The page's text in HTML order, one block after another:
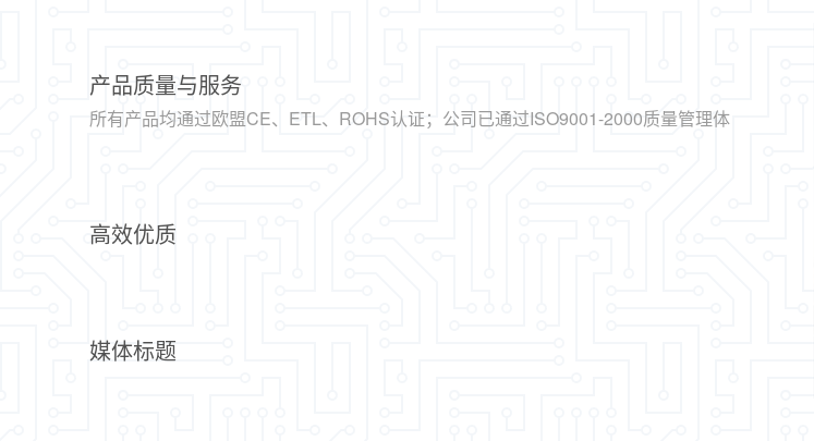
产品质量与服务
所有产品均通过欧盟CE、ETL、ROHS认证；公司已通过ISO9001-2000质量管理体
高效优质
媒体标题